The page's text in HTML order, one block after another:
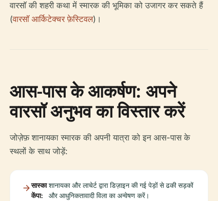
वारसॉ की शहरी कथा में स्मारक की भूमिका को उजागर कर सकते हैं
(वारसॉ आर्किटेक्चर फ़ेस्टिवल)।
आस-पास के आकर्षण: अपने
वारसॉ अनुभव का विस्तार करें
जोज़ेफ़ शानायका स्मारक की अपनी यात्रा को इन आस-पास के
स्थलों के साथ जोड़ें:
सास्का
केंपा:
शानायका और लाचेर्ट द्वारा डिज़ाइन की गई पेड़ों से ढकी सड़कों
और आधुनिकतावादी विला का अन्वेषण करें।